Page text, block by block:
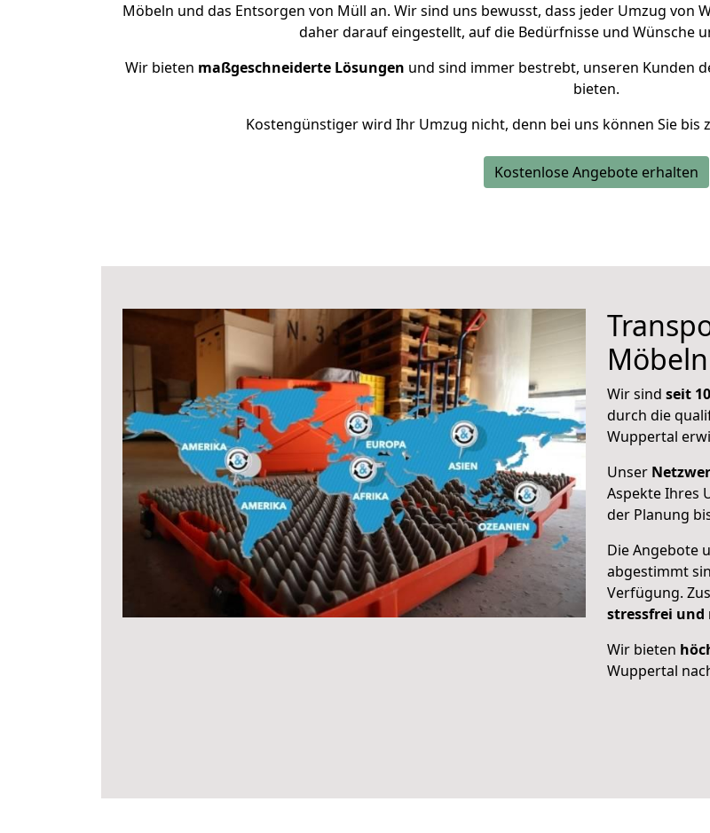
Möbeln und das Entsorgen von Müll an. Wir sind uns bewusst, dass jeder Umzug von
daher darauf eingestellt, auf die Bedürfnisse und Wünsche
Wir bieten maßgeschneiderte Lösungen und sind immer bestrebt, unseren Kunden
bieten.
Kostengünstiger wird Ihr Umzug nicht, denn bei uns können Sie bis
Kostenlose Angebote erhalten
Wir sind seit
durch die
Wuppertal
Unser
Aspekte Ihres
der Planung
Die Angebote
abgestimmt
Verfügung.
stressfrei und
Wir bieten
Wuppertal